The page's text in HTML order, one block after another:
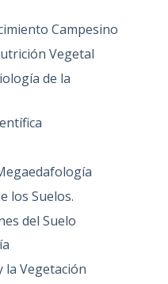
Campesino
Vegetal
de la
los Suelos.
del Suelo
la Vegetación